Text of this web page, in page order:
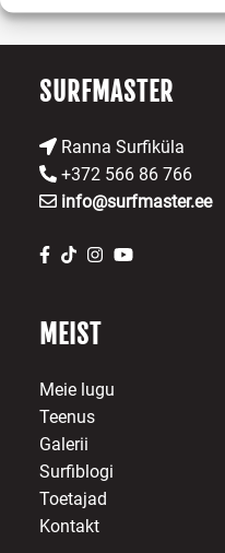
SURFMASTER
Ranna Surfiküla
+372 566 86 766
info@surfmaster.ee
MEIST
Meie lugu
Teenus
Galerii
Surfiblogi
Toetajad
Kontakt